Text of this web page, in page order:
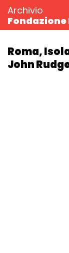
Archivio
Roma,
John